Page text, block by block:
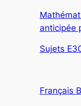
anticipée
Sujets
Français